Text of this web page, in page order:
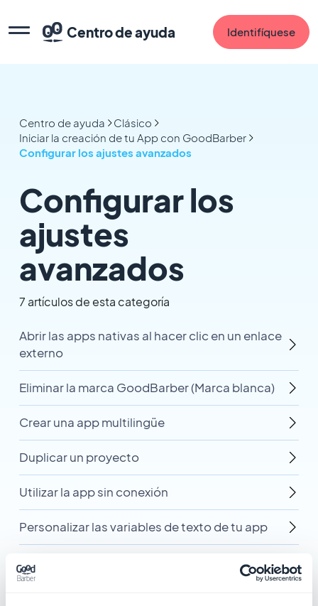
Centro de ayuda Identifíquese
Centro de ayuda
Clásico
Iniciar la creación de tu App con GoodBarber
Configurar los ajustes avanzados
Configurar los
ajustes
avanzados
7 artículos de esta categoría
Abrir las apps nativas al hacer clic en un enlace
externo
Eliminar la marca GoodBarber (Marca blanca)
Crear una app multilingüe
Duplicar un proyecto
Utilizar la app sin conexión
Personalizar las variables de texto de tu app
Configurar los términos y condiciones de
servicio y la política de privacidad de tu app